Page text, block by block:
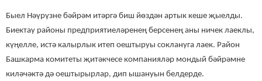
Быел Нәүрүзне бәйрәм итәргә биш йөздән артык кеше җыелды.
Биектау районы предприятиеләренең берсенең аны ничек лаеклы,
күңелле, истә калырлык итеп оештыруы соклануга лаек. Район
Башкарма комитеты җитәкчесе компанияләр мондый бәйрәмне
киләчәктә дә оештырырлар, дип ышануын белдерде.